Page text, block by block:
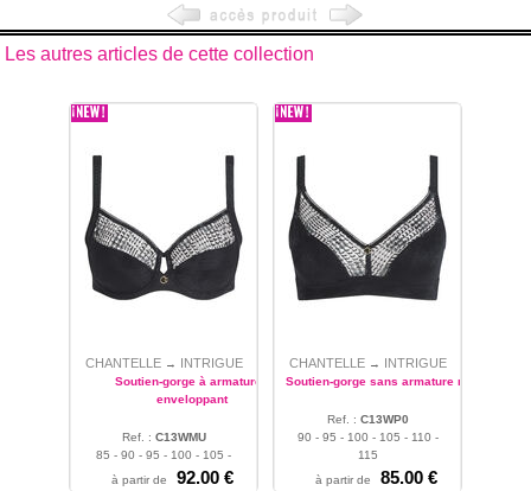
Les autres articles de cette collection
CHANTELLE → INTRIGUE
Soutien-gorge à armatures
enveloppant
Ref. : C13WMU
85 - 90 - 95 - 100 - 105 -
110 - 115 - 120
à partir de 92.00 €
CHANTELLE → INTRIGUE
Soutien-gorge sans armature maintien
Ref. : C13WP0
90 - 95 - 100 - 105 - 110 -
115
à partir de
85.00 €